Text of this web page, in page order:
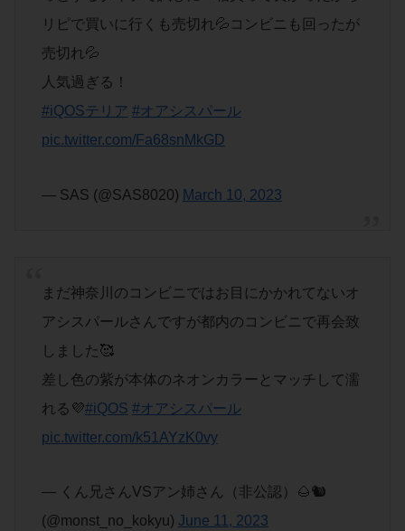
リピで買いに行くも売切れ💦コンビニも回ったが
売切れ💦
人気過ぎる！
#iQOSテリア #オアシスパール
pic.twitter.com/Fa68snMkGD
— SAS (@SAS8020) March 10, 2023
まだ神奈川のコンビニではお目にかかれてないオ
アシスパールさんですが都内のコンビニで再会致
しました🥰
差し色の紫が本体のネオンカラーとマッチして濡
れる💜#iQOS #オアシスパール
pic.twitter.com/k51AYzK0vy
— くん兄さんVSアン姉さん（非公認）🌰🐿
(@monst_no_kokyu) June 11, 2023